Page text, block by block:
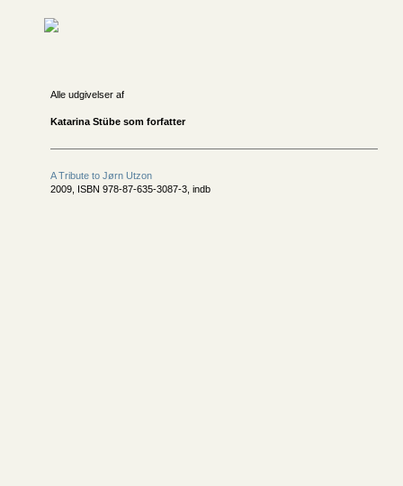
Alle udgivelser af
Katarina Stübe som forfatter
A Tribute to Jørn Utzon
2009, ISBN 978-87-635-3087-3, indb